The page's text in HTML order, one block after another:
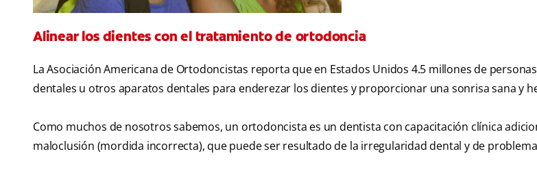
Alinear los dientes con el tratamiento de ortodoncia
La Asociación Americana de Ortodoncistas reporta que en Estados Unidos 4.5 millones de
dentales u otros aparatos dentales para enderezar los dientes y proporcionar una sonrisa sana y
Como muchos de nosotros sabemos, un ortodoncista es un dentista con capacitación clínica
maloclusión (mordida incorrecta), que puede ser resultado de la irregularidad dental y de